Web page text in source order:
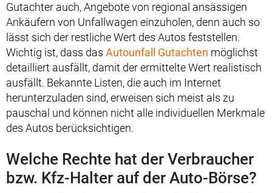
Gutachter auch, Angebote von regional ansässigen
Ankäufern von Unfallwagen einzuholen, denn auch so
lässt sich der restliche Wert des Autos feststellen.
Wichtig ist, dass das Autounfall Gutachten möglichst
detailliert ausfällt, damit der ermittelte Wert realistisch
ausfällt. Bekannte Listen, die auch im Internet
herunterzuladen sind, erweisen sich meist als zu
pauschal und können nicht alle individuellen Merkmale
des Autos berücksichtigen.
Welche Rechte hat der Verbraucher
bzw. Kfz-Halter auf der Auto-Börse?